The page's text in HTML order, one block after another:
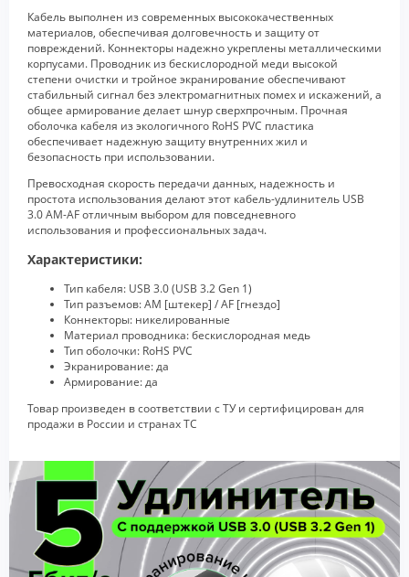
Кабель выполнен из современных высококачественных
материалов, обеспечивая долговечность и защиту от
повреждений. Коннекторы надежно укреплены металлическими
корпусами. Проводник из бескислородной меди высокой
степени очистки и тройное экранирование обеспечивают
стабильный сигнал без электромагнитных помех и искажений, а
общее армирование делает шнур сверхпрочным. Прочная
оболочка кабеля из экологичного RoHS PVC пластика
обеспечивает надежную защиту внутренних жил и
безопасность при использовании.
Превосходная скорость передачи данных, надежность и
простота использования делают этот кабель-удлинитель USB
3.0 AM-AF отличным выбором для повседневного
использования и профессиональных задач.
Характеристики:
Тип кабеля: USB 3.0 (USB 3.2 Gen 1)
Тип разъемов: AM [штекер] / AF [гнездо]
Коннекторы: никелированные
Материал проводника: бескислородная медь
Тип оболочки: RoHS PVC
Экранирование: да
Армирование: да
Товар произведен в соответствии с ТУ и сертифицирован для
продажи в России и странах ТС